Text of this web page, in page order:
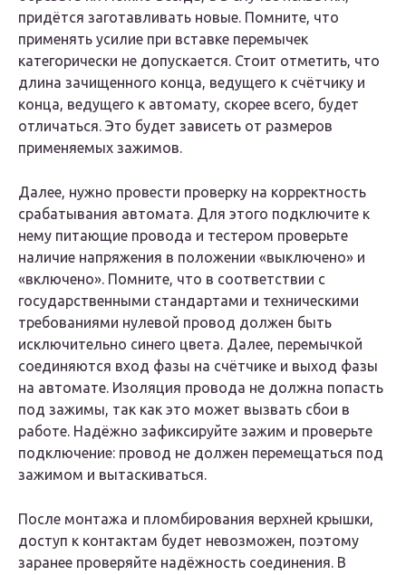
придётся заготавливать новые. Помните, что
применять усилие при вставке перемычек
категорически не допускается. Стоит отметить, что
длина зачищенного конца, ведущего к счётчику и
конца, ведущего к автомату, скорее всего, будет
отличаться. Это будет зависеть от размеров
применяемых зажимов.
Далее, нужно провести проверку на корректность
срабатывания автомата. Для этого подключите к
нему питающие провода и тестером проверьте
наличие напряжения в положении «выключено» и
«включено». Помните, что в соответствии с
государственными стандартами и техническими
требованиями нулевой провод должен быть
исключительно синего цвета. Далее, перемычкой
соединяются вход фазы на счётчике и выход фазы
на автомате. Изоляция провода не должна попасть
под зажимы, так как это может вызвать сбои в
работе. Надёжно зафиксируйте зажим и проверьте
подключение: провод не должен перемещаться под
зажимом и вытаскиваться.
После монтажа и пломбирования верхней крышки,
доступ к контактам будет невозможен, поэтому
заранее проверяйте надёжность соединения. В